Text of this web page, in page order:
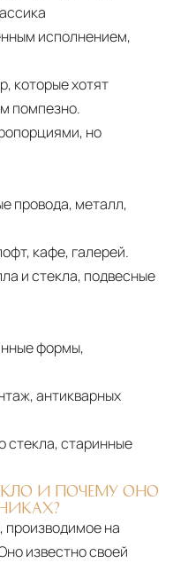
исполнением,
которые хотят
помпезно.
но
провода, металл,
кафе, галерей.
и стекла, подвесные
формы,
антикварных
стекла, старинные
И ПОЧЕМУ ОНО
производимое на
известно своей